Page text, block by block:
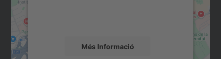
Més Informació